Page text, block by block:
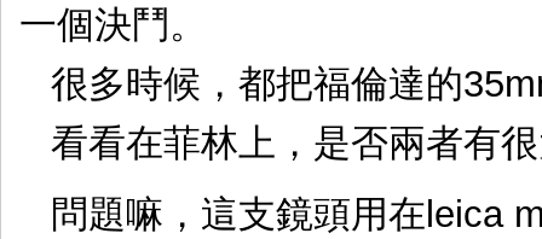
一個決鬥。
很多時候，都把福倫達的
看看在菲林上，是否兩者有
問題嘛，這支鏡頭用在leica